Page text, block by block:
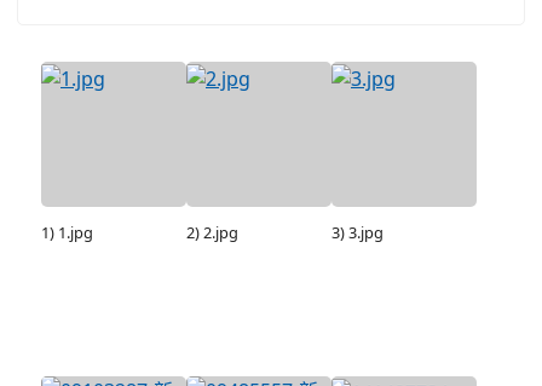
1) 1.jpg 2) 2.jpg 3) 3.jpg